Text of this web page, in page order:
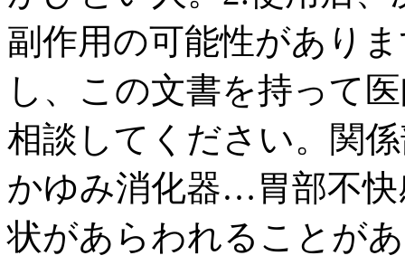
副作用の可能性があり
し、この文書を持って
相談してください。関
かゆみ消化器…胃部不快
状があらわれることが